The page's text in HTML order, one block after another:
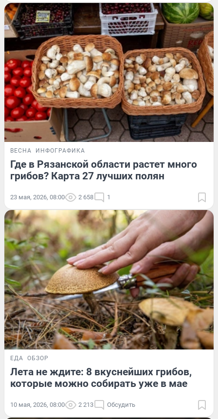
ВЕСНА ИНФОГРАФИКА
Где в Рязанской области растет много
грибов? Карта 27 лучших полян
23 мая, 2026, 08:00 2 658 1
ЕДА ОБЗОР
Лета не ждите: 8 вкуснейших грибов,
которые можно собирать уже в мае
10 мая, 2026, 08:00 2 213 Обсудить